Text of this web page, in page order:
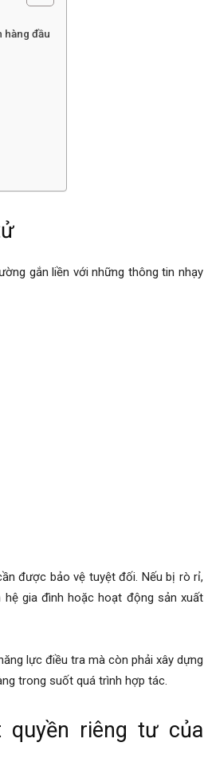
hàng đầu
gắn liền với những thông tin nhạy
được bảo vệ tuyệt đối. Nếu bị rò rỉ,
gia đình hoặc hoạt động sản xuất
lực điều tra mà còn phải xây dựng
trong suốt quá trình hợp tác.
quyền riêng tư của